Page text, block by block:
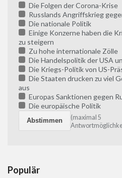
Die Folgen der Corona-Krise
Russlands Angriffskrieg
Die nationale Politik
Einige Konzerne haben die
zu steigern
Zu hohe internationale Zölle
Die Handelspolitik der USA
Die Kriegs-Politik von US-
Die Staaten drucken zu viel
aus
Europas Sanktionen gegen
Die europäische Politik
(maximal 5
Populär